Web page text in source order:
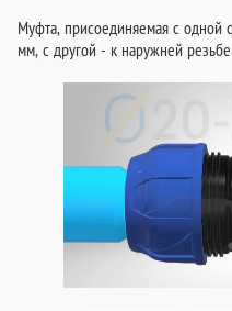
Муфта, присоединяемая с
мм, с другой - к наружней